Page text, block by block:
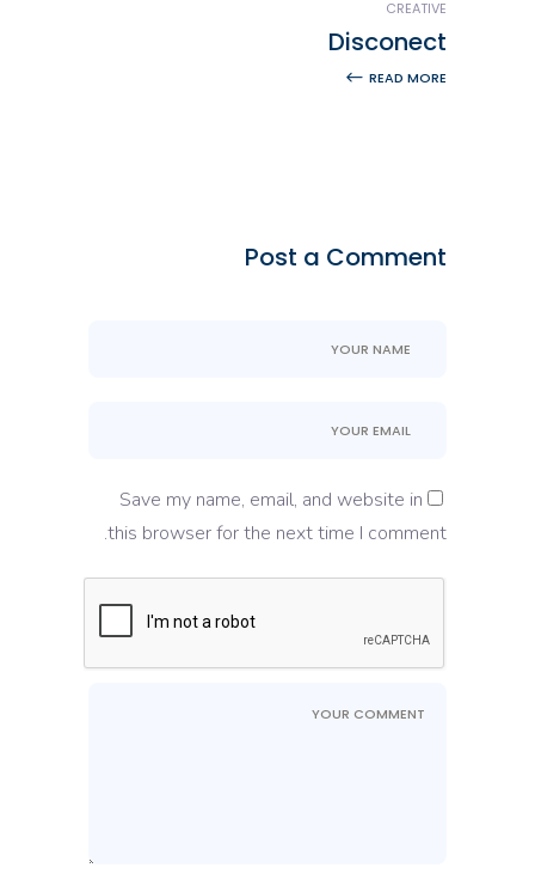
CREATIVE
Disconect
READ MORE
Post a Comment
Save my name, email, and website in
this browser for the next time I comment.